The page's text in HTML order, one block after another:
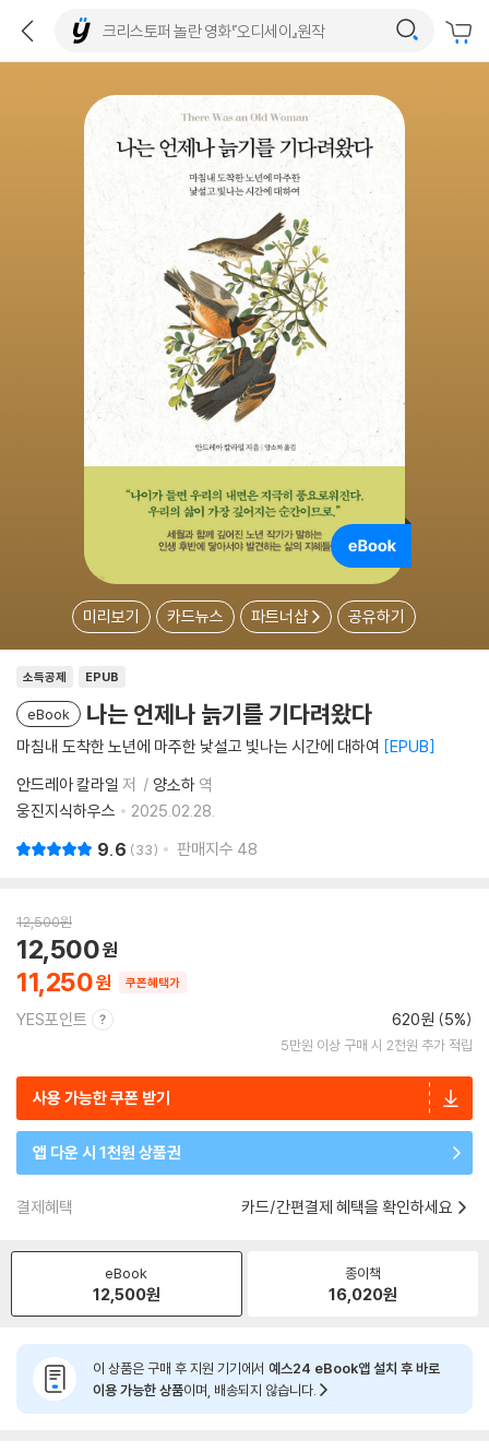
미리보기 카드뉴스 파트너샵 공유하기
소득공제 EPUB
eBook 나는 언제나 늙기를 기다려왔다
마침내 도착한 노년에 마주한 낯설고 빛나는 시간에 대하여 EPUB
안드레아 칼라일 저 양소하 역
웅진지식하우스
2025.02.28.
9.6 33 판매지수 48
12,500원
11,250
12,500
쿠폰혜택가
YES포인트 620원 (5%)
5만원 이상 구매 시 2천원 추가 적립
사용 가능한 쿠폰 받기
앱 다운 시 1천원 상품권
결제혜택 카드/간편결제 혜택을 확인하세요
eBook
12,500원
종이책
16,020원
이 상품은 구매 후 지원 기기에서 예스24 eBook앱 설치 후 바로
이용 가능한 상품이며, 배송되지 않습니다.